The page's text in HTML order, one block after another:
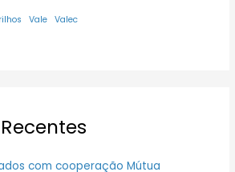
Vale Valec
com cooperação Mútua